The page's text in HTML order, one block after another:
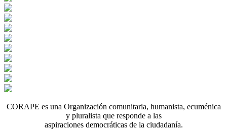
CORAPE es una Organización comunitaria, humanista, ecuménica
y pluralista que responde a las
aspiraciones democráticas de la ciudadanía.